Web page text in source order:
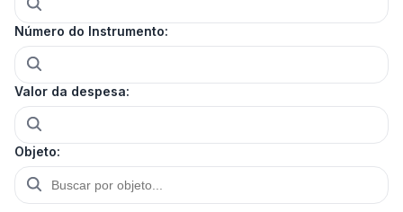
Número do Instrumento:
Valor da despesa:
Objeto: